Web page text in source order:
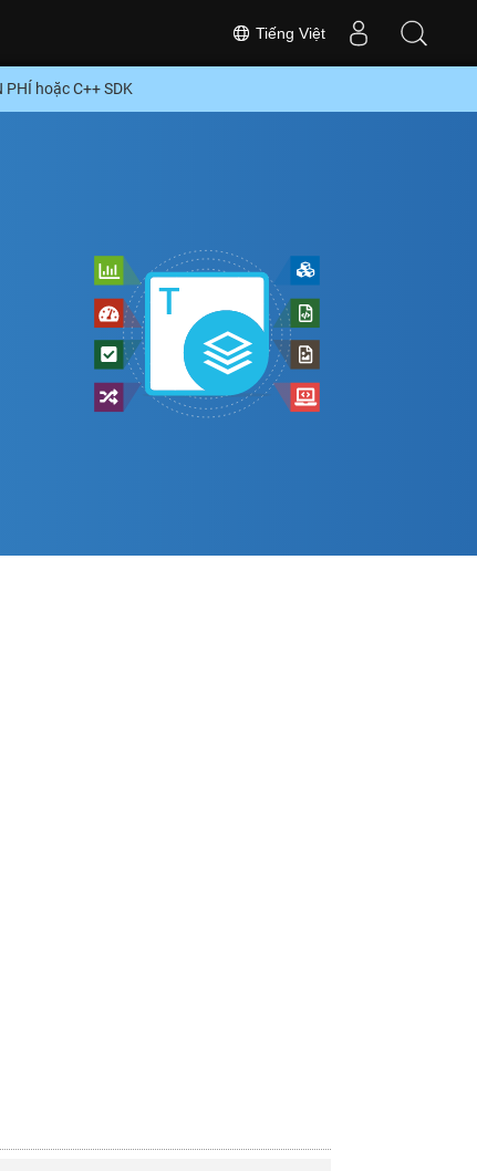
Tiếng Việt
hoặc C++ SDK